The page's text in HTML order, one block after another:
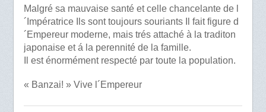
Malgré sa mauvaise santé et celle chancelante de l
´Impératrice Ils sont toujours souriants Il fait figure d
´Empereur moderne, mais trés attaché à la traditon
japonaise et á la perennité de la famille.
Il est énormément respecté par toute la population.
« Banzai! » Vive l´Empereur